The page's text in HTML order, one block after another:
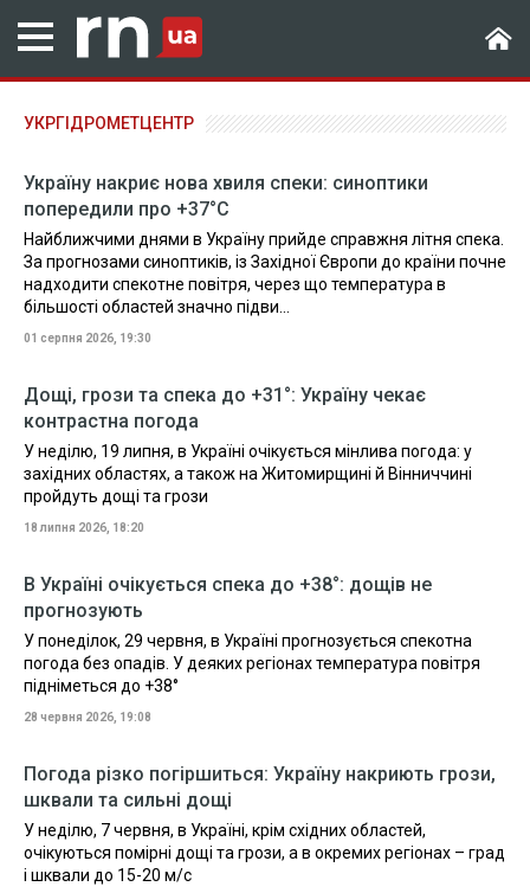
УКРГІДРОМЕТЦЕНТР
Україну накриє нова хвиля спеки: синоптики
попередили про +37°С
Найближчими днями в Україну прийде справжня літня спека.
За прогнозами синоптиків, із Західної Європи до країни почне
надходити спекотне повітря, через що температура в
більшості областей значно підви...
01 серпня 2026, 19:30
Дощі, грози та спека до +31°: Україну чекає
контрастна погода
У неділю, 19 липня, в Україні очікується мінлива погода: у
західних областях, а також на Житомирщині й Вінниччині
пройдуть дощі та грози
18 липня 2026, 18:20
В Україні очікується спека до +38°: дощів не
прогнозують
У понеділок, 29 червня, в Україні прогнозується спекотна
погода без опадів. У деяких регіонах температура повітря
підніметься до +38°
28 червня 2026, 19:08
Погода різко погіршиться: Україну накриють грози,
шквали та сильні дощі
У неділю, 7 червня, в Україні, крім східних областей,
очікуються помірні дощі та грози, а в окремих регіонах – град
і шквали до 15-20 м/с